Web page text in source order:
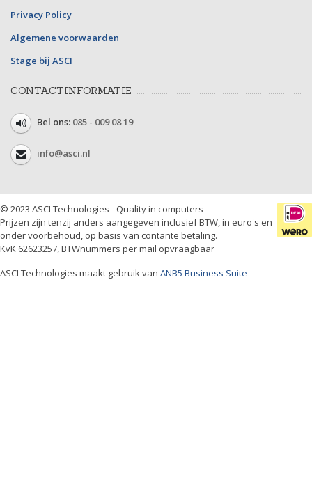
Privacy Policy
Algemene voorwaarden
Stage bij ASCI
CONTACTINFORMATIE
Bel ons: 085 - 009 08 19
info@asci.nl
© 2023 ASCI Technologies - Quality in computers
Prijzen zijn tenzij anders aangegeven inclusief BTW, in euro's en
onder voorbehoud, op basis van contante betaling.
KvK 62623257, BTWnummers per mail opvraagbaar
ASCI Technologies maakt gebruik van ANB5 Business Suite